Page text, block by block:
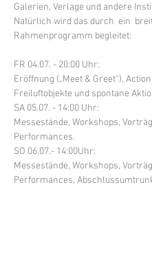
Galerien, Verlage und andere
Natürlich wird das durch  ein
Rahmenprogramm begleitet:
FR 04.07. - 20:00 Uhr:
Eröffnung („Meet & Greet“),
Freiluftobjekte und spontane
SA 05.07. - 14:00 Uhr:
Messestände, Workshops,
Performances.
SO 06.07.- 14:00Uhr:
Messestände, Workshops,
Performances,